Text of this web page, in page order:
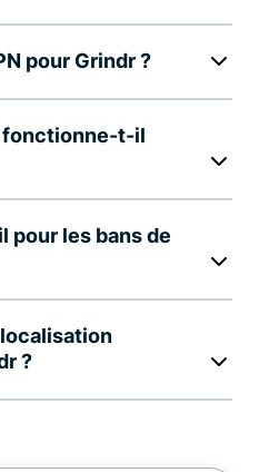
pour Grindr ?
fonctionne-t-il
pour les bans de
?